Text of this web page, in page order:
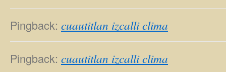
Pingback: cuautitlan izcalli clima
Pingback: cuautitlan izcalli clima